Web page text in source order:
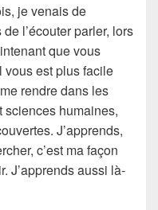
je venais de
l’écouter parler, lors
que vous
vous est plus facile
rendre dans les
sciences humaines,
J’apprends,
c’est ma façon
J’apprends aussi là-